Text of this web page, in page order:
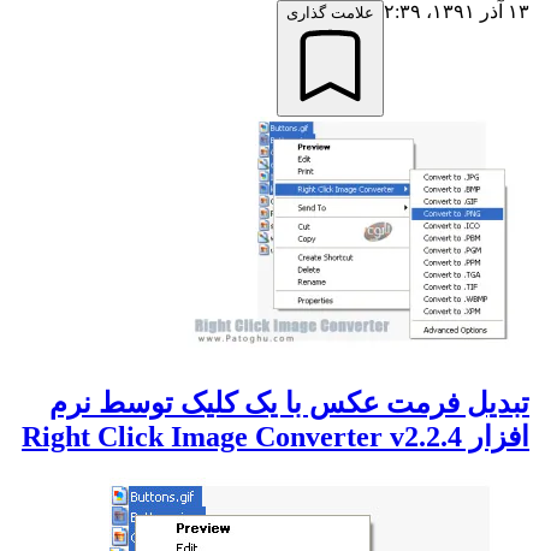
۱۳ آذر ۱۳۹۱،‏ ۲:۳۹
علامت گذاری
تبدیل فرمت عکس با یک کلیک توسط نرم
افزار Right Click Image Converter v2.2.4